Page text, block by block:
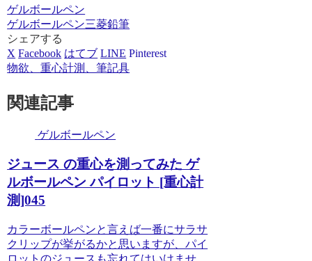
ゲルボールペン
ゲルボールペン三菱鉛筆
シェアする
X Facebook はてブ LINE Pinterest
物欲、重心計測、筆記具
関連記事
ゲルボールペン
ジュース の重心を測ってみた ゲ
ルボールペン パイロット [重心計
測]045
カラーボールペンと言えば一番にサラサ
クリップが挙がるかと思いますが、パイ